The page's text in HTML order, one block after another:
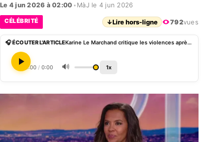
Le 4 jun 2026 à 02:00 • MàJ le 4 jun 2026
CÉLÉBRITÉ ↓Lire hors-ligne 792vues
🎧 ÉCOUTER L'ARTICLE Karine Le Marchand critique les violences après la victoire du PSG et réclame des sanctions
0:00 / 0:00 🔊 1x